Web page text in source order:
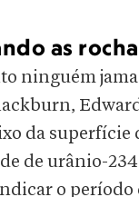
as
ninguém
da
de urânio-
o